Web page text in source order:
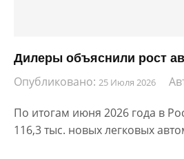
Дилеры объяснили рост
Опубликовано: 25 Июля 2026
По итогам июня 2026 года в
116,3 тыс. новых легковых